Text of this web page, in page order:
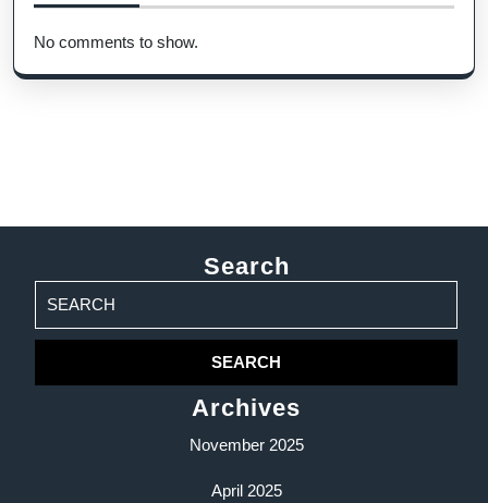
No comments to show.
Search
for:
Archives
November 2025
April 2025